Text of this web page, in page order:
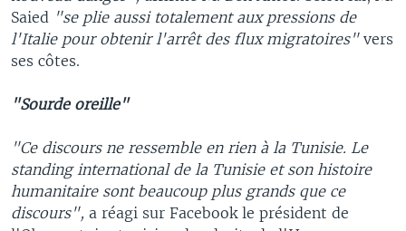
Saied "se plie aussi totalement aux pressions de
l'Italie pour obtenir l'arrêt des flux migratoires" vers
ses côtes.
"Sourde oreille"
"Ce discours ne ressemble en rien à la Tunisie. Le
standing international de la Tunisie et son histoire
humanitaire sont beaucoup plus grands que ce
discours", a réagi sur Facebook le président de